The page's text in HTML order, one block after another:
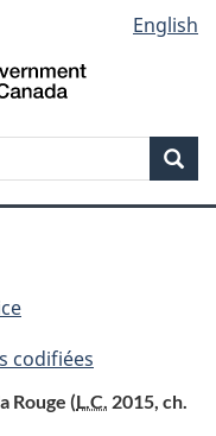
English
codifiées
Rouge (L.C. 2015, ch.